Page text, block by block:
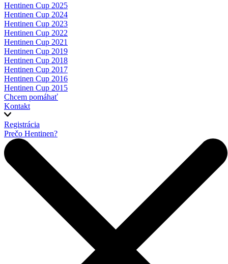
Hentinen Cup 2025
Hentinen Cup 2024
Hentinen Cup 2023
Hentinen Cup 2022
Hentinen Cup 2021
Hentinen Cup 2019
Hentinen Cup 2018
Hentinen Cup 2017
Hentinen Cup 2016
Hentinen Cup 2015
Chcem pomáhať
Kontakt
Registrácia
Prečo Hentinen?